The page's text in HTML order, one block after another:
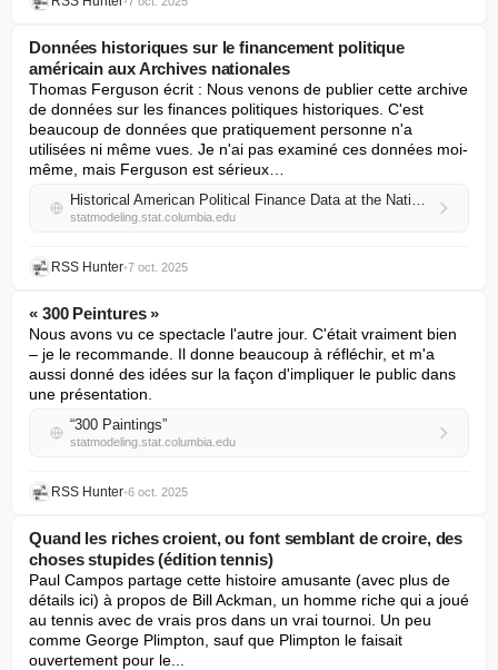
Données historiques sur le financement politique
américain aux Archives nationales
Thomas Ferguson écrit : Nous venons de publier cette archive
de données sur les finances politiques historiques. C'est
beaucoup de données que pratiquement personne n'a
utilisées ni même vues. Je n'ai pas examiné ces données moi-
même, mais Ferguson est sérieux…
Historical American Political Finance Data at the National Archives
statmodeling.stat.columbia.edu
RSS Hunter•7 oct. 2025
« 300 Peintures »
Nous avons vu ce spectacle l'autre jour. C'était vraiment bien
– je le recommande. Il donne beaucoup à réfléchir, et m'a
aussi donné des idées sur la façon d'impliquer le public dans
une présentation.
“300 Paintings”
statmodeling.stat.columbia.edu
RSS Hunter•6 oct. 2025
Quand les riches croient, ou font semblant de croire, des
choses stupides (édition tennis)
Paul Campos partage cette histoire amusante (avec plus de
détails ici) à propos de Bill Ackman, un homme riche qui a joué
au tennis avec de vrais pros dans un vrai tournoi. Un peu
comme George Plimpton, sauf que Plimpton le faisait
ouvertement pour le...